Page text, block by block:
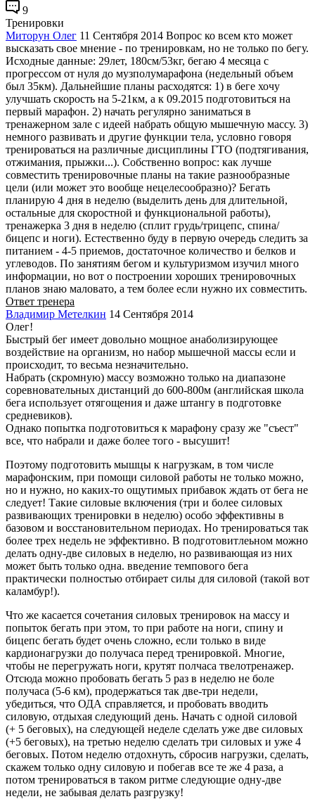
9
Тренировки
Миторун Олег 11 Сентября 2014 Вопрос ко всем кто может
высказать свое мнение - по тренировкам, но не только по бегу.
Исходные данные: 29лет, 180см/53кг, бегаю 4 месяца с
прогрессом от нуля до музполумарафона (недельный объем
был 35км). Дальнейшие планы расходятся: 1) в беге хочу
улучшать скорость на 5-21км, а к 09.2015 подготовиться на
первый марафон. 2) начать регулярно заниматься в
тренажерном зале с идеей набрать общую мышечную массу. 3)
немного развивать и другие функции тела, условно говоря
тренироваться на различные дисциплины ГТО (подтягивания,
отжимания, прыжки...). Собственно вопрос: как лучше
совместить тренировочные планы на такие разнообразные
цели (или может это вообще нецелесообразно)? Бегать
планирую 4 дня в неделю (выделить день для длительной,
остальные для скоростной и функциональной работы),
тренажерка 3 дня в неделю (сплит грудь/трицепс, спина/
бицепс и ноги). Естественно буду в первую очередь следить за
питанием - 4-5 приемов, достаточное количество и белков и
углеводов. По занятиям бегом и культуризмом изучил много
информации, но вот о построении хороших тренировочных
планов знаю маловато, а тем более если нужно их совместить.
Ответ тренера
Владимир Метелкин 14 Сентября 2014
Олег!
Быстрый бег имеет довольно мощное анаболизирующее
воздействие на организм, но набор мышечной массы если и
происходит, то весьма незначительно.
Набрать (скромную) массу возможно только на диапазоне
соревновательных дистанций до 600-800м (английская школа
бега использует отягощения и даже штангу в подготовке
средневиков).
Однако попытка подготовиться к марафону сразу же "съест"
все, что набрали и даже более того - высушит!
Поэтому подготовить мышцы к нагрузкам, в том числе
марафонским, при помощи силовой работы не только можно,
но и нужно, но каких-то ощутимых прибавок ждать от бега не
следует! Такие силовые включения (три и более силовых
развивающих тренировки в неделю) особо эффективны в
базовом и восстановительном периодах. Но тренироваться так
более трех недель не эффективно. В подготовитлеьном можно
делать одну-две силовых в неделю, но развивающая из них
может быть только одна. введение темпового бега
практически полностью отбирает силы для силовой (такой вот
каламбур!).
Что же касается сочетания силовых тренировок на массу и
попыток бегать при этом, то при работе на ноги, спину и
бицепс бегать будет очень сложно, если только в виде
кардионагрузки до получаса перед тренировкой. Многие,
чтобы не перегружать ноги, крутят полчаса твелотренажер.
Отсюда можно пробовать бегать 5 раз в неделю не боле
получаса (5-6 км), продержаться так две-три недели,
убедиться, что ОДА справляется, и пробовать вводить
силовую, отдыхая следующий день. Начать с одной силовой
(+ 5 беговых), на следующей неделе сделать уже две силовых
(+5 беговых), на третью неделю сделать три силовых и уже 4
беговых. Потом неделю отдохнуть, сбросив нагрузки, сделать,
скажем только одну силовую и побегав все те же 4 раза, а
потом тренироваться в таком ритме следующие одну-две
недели, не забывая делать разгрузку!